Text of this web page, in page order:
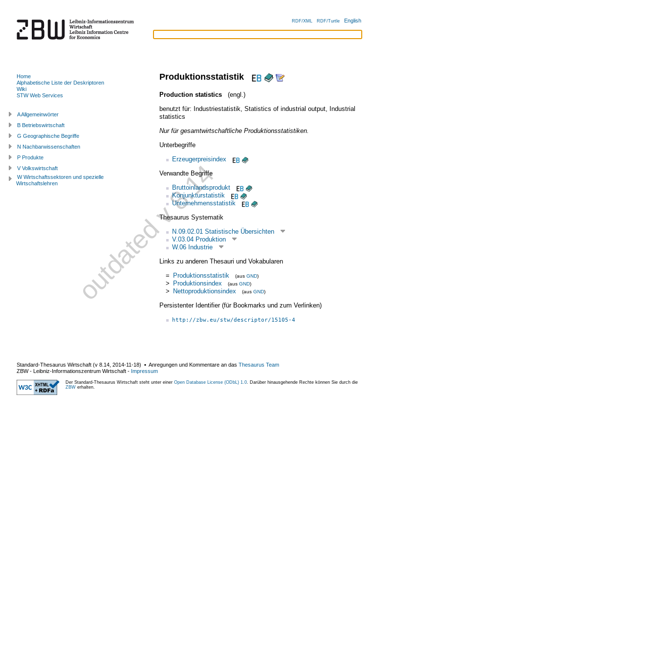
RDF/XML RDF/Turtle English
Produktionsstatistik
Production statistics
(engl.)
benutzt für: Industriestatistik Statistics of industrial output, Industrial
statistics
Nur für gesamtwirtschaftliche Produktionsstatistiken.
Unterbegriffe
Erzeugerpreisindex
Verwandte Begriffe
Bruttoinlandsprodukt
Konjunkturstatistik
Unternehmensstatistik
Thesaurus Systematik
N.09.02.01 Statistische Übersichten
V.03.04 Produktion
W.06 Industrie
Links zu anderen Thesauri und Vokabularen
= Produktionsstatistik (aus GND)
> Produktionsindex (aus GND)
> Nettoproduktionsindex (aus GND)
Persistenter Identifier (für Bookmarks und zum Verlinken)
http://zbw.eu/stw/descriptor/15105-4
Home
Alphabetische Liste der Deskriptoren
Wiki
STW Web Services
A Allgemeinwörter
B Betriebswirtschaft
G Geographische Begriffe
N Nachbarwissenschaften
P Produkte
V Volkswirtschaft
W Wirtschaftssektoren und spezielle
Wirtschaftslehren
Standard-Thesaurus Wirtschaft (v 8.14 2014-11-18) ▪ Anregungen und Kommentare an das Thesaurus Team
ZBW - Leibniz-Informationszentrum Wirtschaft - Impressum
Der Standard-Thesaurus Wirtschaft steht unter einer Open Database License (ODbL) 1.0 . Darüber hinausgehende Rechte können Sie durch die
ZBW erhalten.